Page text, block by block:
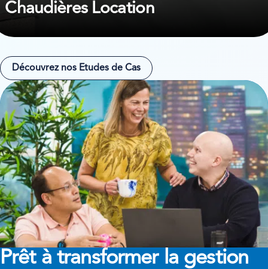
Chaudières Location
Découvrez nos Etudes de Cas
Prêt à transformer la gestion